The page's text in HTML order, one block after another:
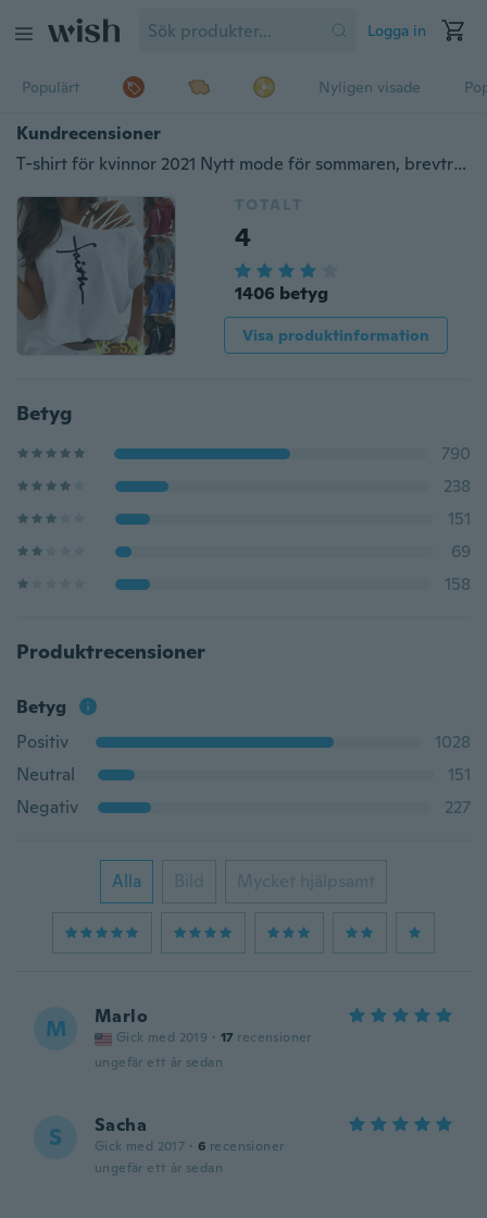
Logga in
Populärt Nyligen visade
Kundrecensioner
T-shirt för kvinnor 2021 Nytt mode för sommaren, brevtryckt, kortärmad, kortärmad axelbandslös T-shirt, lös, mjuk och bekväm sommartröja XS-5XL
TOTALT
4
1406 betyg
Visa produktinformation
Betyg
790
238
151
69
158
Produktrecensioner
Betyg
Positiv
1028
Neutral
151
Negativ
227
Alla Bild Mycket hjälpsamt
M Marlo
Gick med 2019 · 17 recensioner
ungefär ett år sedan
S Sacha
Gick med 2017 · 6 recensioner
ungefär ett år sedan